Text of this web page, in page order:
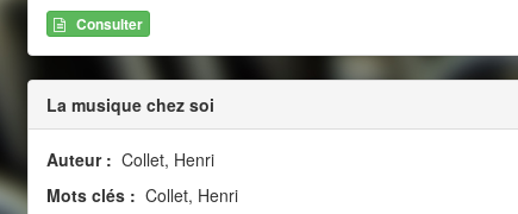
Consulter
La musique chez soi
Auteur : Collet, Henri
Mots clés : Collet, Henri